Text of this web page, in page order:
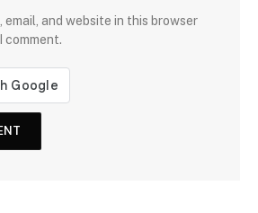
email, and website in this browser
comment.